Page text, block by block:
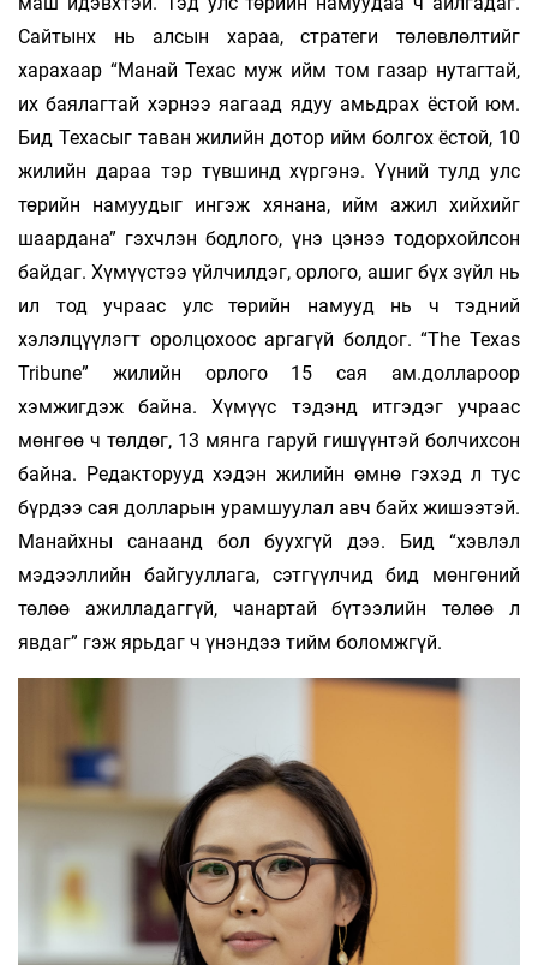
Сайтынх нь алсын хараа, стратеги төлөвлөлтийг
харахаар “Манай Техас муж ийм том газар нутагтай,
их баялагтай хэрнээ яагаад ядуу амьдрах ёстой юм.
Бид Техасыг таван жилийн дотор ийм болгох ёстой, 10
жилийн дараа тэр түвшинд хүргэнэ. Үүний тулд улс
төрийн намуудыг ингэж хянана, ийм ажил хийхийг
шаардана” гэхчлэн бодлого, үнэ цэнээ тодорхойлсон
байдаг. Хүмүүстээ үйлчилдэг, орлого, ашиг бүх зүйл нь
ил тод учраас улс төрийн намууд нь ч тэдний
хэлэлцүүлэгт оролцохоос аргагүй болдог. “Тhe Texas
Tribune” жилийн орлого 15 сая ам.доллароор
хэмжигдэж байна. Хүмүүс тэдэнд итгэдэг учраас
мөнгөө ч төлдөг, 13 мянга гаруй гишүүнтэй болчихсон
байна. Редакторууд хэдэн жилийн өмнө гэхэд л тус
бүрдээ сая долларын урамшуулал авч байх жишээтэй.
Манайхны санаанд бол буухгүй дээ. Бид “хэвлэл
мэдээллийн байгууллага, сэтгүүлчид бид мөнгөний
төлөө ажилладаггүй, чанартай бүтээлийн төлөө л
явдаг” гэж ярьдаг ч үнэндээ тийм боломжгүй.